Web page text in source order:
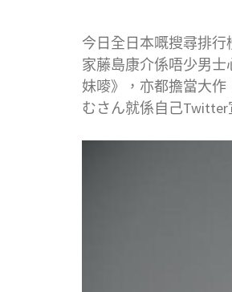
今日全日本嘅搜尋排
家藤島康介係唔少男
妹嘜》，亦都擔當大
むさん就係自己Twitter